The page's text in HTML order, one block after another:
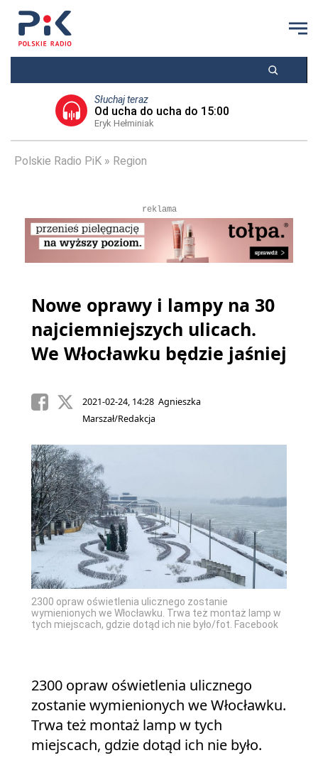
Słuchaj teraz
Od ucha do ucha do 15:00
Eryk Hełminiak
Polskie Radio PiK Region
reklama
Nowe oprawy i lampy na 30
najciemniejszych ulicach.
We Włocławku będzie jaśniej
2021-02-24, 14:28 Agnieszka
Marszał/Redakcja
2300 opraw oświetlenia ulicznego zostanie
wymienionych we Włocławku. Trwa też montaż lamp w
tych miejscach, gdzie dotąd ich nie było/fot. Facebook
2300 opraw oświetlenia ulicznego
zostanie wymienionych we Włocławku.
Trwa też montaż lamp w tych
miejscach, gdzie dotąd ich nie było.